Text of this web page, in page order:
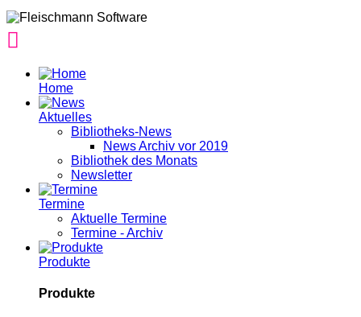
Home
Aktuelles
Bibliotheks-News
News Archiv vor 2019
Bibliothek des Monats
Newsletter
Termine
Aktuelle Termine
Termine - Archiv
Produkte
Produkte